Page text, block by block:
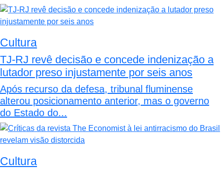
Cultura
TJ-RJ revê decisão e concede indenização a
lutador preso injustamente por seis anos
Após recurso da defesa, tribunal fluminense
alterou posicionamento anterior, mas o governo
do Estado do...
Cultura